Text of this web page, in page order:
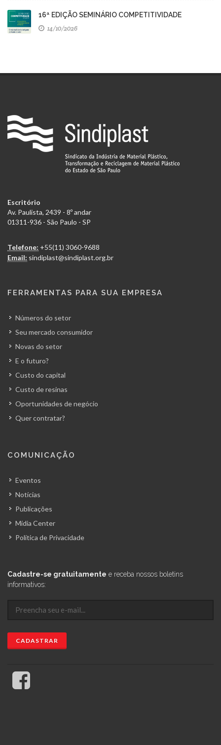
16ª EDIÇÃO SEMINÁRIO COMPETITIVIDADE
14/10/2026
Escritório
Av. Paulista, 2439 - 8º andar
01311-936 - São Paulo - SP
Telefone: +55(11) 3060-9688
Email: sindiplast@sindiplast.org.br
FERRAMENTAS PARA SUA EMPRESA
Números do setor
Seu mercado consumidor
Novas do setor
E o futuro?
Custo do capital
Custo de resinas
Oportunidades de negócio
Quer contratar?
COMUNICAÇÃO
Eventos
Notícias
Publicações
Mídia Center
Política de Privacidade
Cadastre-se gratuitamente e receba nossos boletins
informativos: